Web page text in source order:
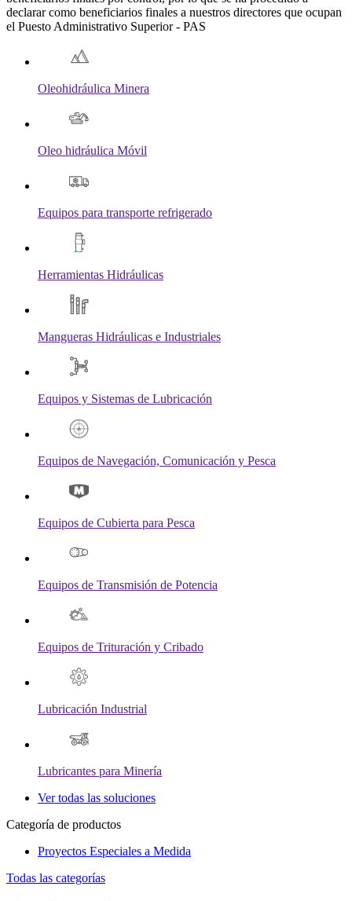
declarar como beneficiarios finales a nuestros directores que ocupan
el Puesto Administrativo Superior - PAS
Oleohidráulica Minera
Oleo hidráulica Móvil
Equipos para transporte refrigerado
Herramientas Hidráulicas
Mangueras Hidráulicas e Industriales
Equipos y Sistemas de Lubricación
Equipos de Navegación, Comunicación y Pesca
Equipos de Cubierta para Pesca
Equipos de Transmisión de Potencia
Equipos de Trituración y Cribado
Lubricación Industrial
Lubricantes para Minería
Ver todas las soluciones
Categoría de productos
Proyectos Especiales a Medida
Todas las categorías